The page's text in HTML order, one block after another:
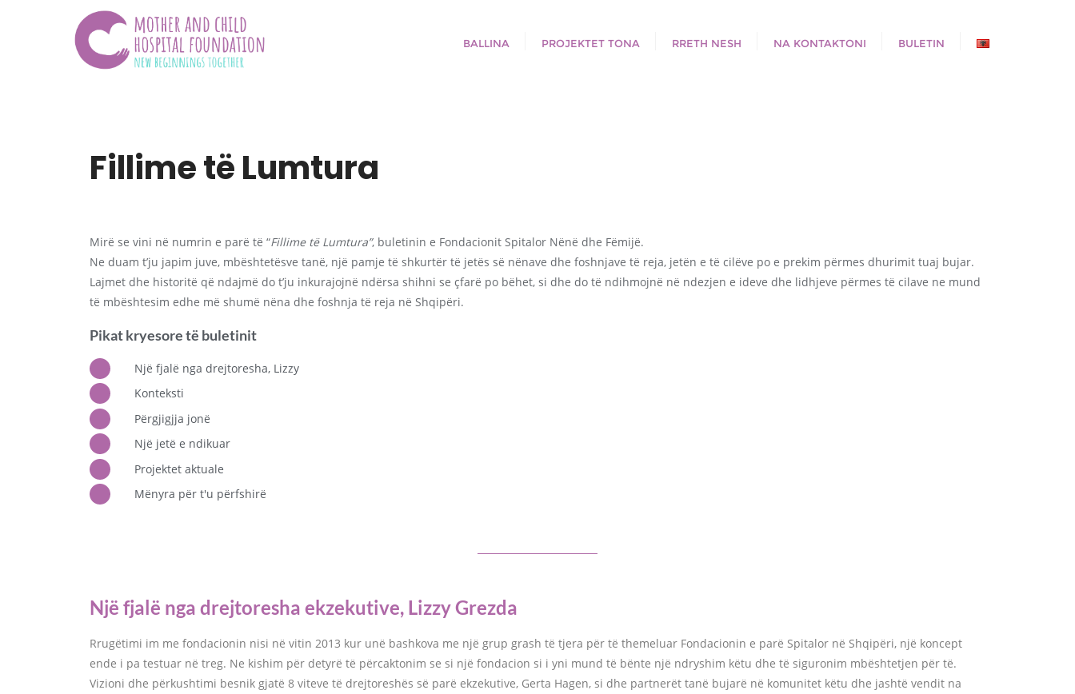
BALLINA PROJEKTET TONA RRETH NESH NA KONTAKTONI BULETIN
Fillime të Lumtura
Mirë se vini në numrin e parë të “Fillime të Lumtura”, buletinin e Fondacionit Spitalor Nënë dhe Fëmijë.
Ne duam t’ju japim juve, mbështetësve tanë, një pamje të shkurtër të jetës së nënave dhe foshnjave të reja, jetën e të cilëve po e prekim përmes dhurimit tuaj bujar.
Lajmet dhe historitë që ndajmë do t’ju inkurajojnë ndërsa shihni se çfarë po bëhet, si dhe do të ndihmojnë në ndezjen e ideve dhe lidhjeve përmes të cilave ne mund
të mbështesim edhe më shumë nëna dhe foshnja të reja në Shqipëri.
Pikat kryesore të buletinit
Një fjalë nga drejtoresha, Lizzy
Konteksti
Përgjigjja jonë
Një jetë e ndikuar
Projektet aktuale
Mënyra për t'u përfshirë
Një fjalë nga drejtoresha ekzekutive, Lizzy Grezda
Rrugëtimi im me fondacionin nisi në vitin 2013 kur unë bashkova me një grup grash të tjera për të themeluar Fondacionin e parë Spitalor në Shqipëri, një koncept
ende i pa testuar në treg. Ne kishim për detyrë të përcaktonim se si një fondacion si i yni mund të bënte një ndryshim këtu dhe të siguronim mbështetjen për të.
Vizioni dhe përkushtimi besnik gjatë 8 viteve të drejtoreshës së parë ekzekutive, Gerta Hagen, si dhe partnerët tanë bujarë në komunitet këtu dhe jashtë vendit na